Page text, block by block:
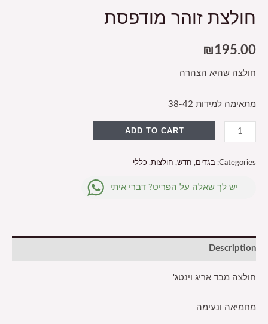
חולצת זוהר מודפסת
₪195.00
חולצה שהיא הצהרה
מתאימה למידות 38-42
ADD TO CART
Categories: בגדים, חדש, חולצות, כללי
יש לך שאלה על הפריט? דברי איתי
Description
חולצה מבד אריג וינטג'
מחמיאה ונעימה